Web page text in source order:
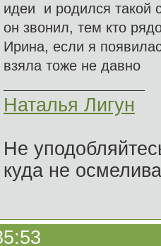
идеи и родился такой
он звонил, тем кто
Ирина, если я
взяла тоже не давно
Наталья Лигун
Не
куда не